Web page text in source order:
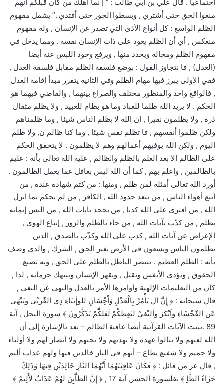
اجتماعيا . قال علي بن أبي طالب : ” إ نما اهلك من كان قبلكم أنهم
منعوا الحق حتى أشتري , وبسطوا الجور حتى أفتدي .” يشمل مفهوم
الظلم الواسع : كل أنواع الأذى التي تصدر عن الإنسان , وله مفهوم
منعكس , أي أن الظلم يعود على ذات الإنسان نفسه . ومما يدخل في
مفهوم الظلم ومجاله ويحدد منها , ويرفع وجود اللبس عنه أيضا
(العدل) , فا نتجاوز القول : بوضع فلسفة الظلم مقابل فلسفة العدل ,
ففي الأولى يبرز فيها مهام الظلم وفي الثانية يتقرر مبدأ إقامة العدل
, فالواقع واحد والمنظور مختلف والصراع بينهما , والقاضي فيهما هو
الحكم . لا يريد الله ظلما للعباد وما هو بظام للعبيد , ولا يظلم مثقال
ذرة , ولا يظلمون نقيرا , إن الله لا يظلم الناس شيئا , وما ظلمناهم
ولكن ظلموا أنفسهم , فا تظلم نفس شيئا , وما كنا ظالم ن, ولا ظلم
اليوم , ولكن الله يوفيهم أعمالهم وهم لا يظلمون . لا يتحقق الحكم
على الظالم إلا بعد العلم بالظلم والظالم , عليه الله تعالى بأنه : عليم
بالظالمين , واعلم بهم , كما أن الله ليس بغافل عما يعمل الظالمون .
أورد الله تعالى أمثلة لمن ظلم , ومنها : من كتم شهادة عنده , من
أتبع أهواء الناس , من يتعد حدود الله , الكافر , من لم يحكم بما انزل
الله , من افترى على الله كذبا , من يجحد بآيات الله , من البس إيمانه
بظلم , من كذّب بآيات الله , من جاء بالظلم والزور , إتباع الهوى ,
الإعراض عن آيات الله , كذب على الله وكذّب بالصدق , الذين
يظلمون الناس ويسعون في الأرض بغير الحق , الشرك , والذي وصف
بأنه : الظلم العظيم . ينتصر الباطل بالظلم على الحق , وبه تضيع
الحقوق , وتؤذي الأنفس وتقتل , ويقهر الإنسان وتنتهك حرماته , لذا ,
كان من التعليمات الإلهية وأوامرها الأمر بالعدل والنهي عن البغي ,
قال سبحانه : ﴿ إِنَّ ال يَأْمُرُ بِالْعَدْلِ وَاْحِْسَانِ للوإَِيتَاءِ ذِي القُْربَْى ويَنَْهَى
عَن الفَْحْشَاءِ واَنُْْكرَ واَلبَْغيْ ليَعِظكُُمْ لَعَلكَُّمْ تَذَكَّرُونَ ﴾ سورة النحل , آية
89 .بينت الآيات القرآنية أيضا عاقبة الظالم – بعد نالإشارة إلى أن
الله لعنهم ولا ينالوا عهده ولا يهديهم ولا يحبهم ولا أنصار لهم ولا أولياء
ولا حميم ولا شفيع يطاع – أنهم في النار خالدين فيها ولهم عذاب أليم
, قال عز من قائل : ﴿ فَكَانَ عَاقِبَتَهُمَا أَنَّهُمَا النَّارِ خَالِدَيْنِ فِيهَا وَذَلِكَ
جَزَاءُ الظَّاِِ ﴾ نفلسورة الحشر, آية 17 , ﴿ إِنَّ الظاَّيِِنَ لهَُمْ عَذَابٌ لأَلِيمٌ ﴾